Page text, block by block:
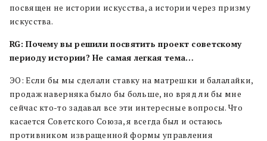
посвящен не истории искусства, а истории через призму
искусства.
RG: Почему вы решили посвятить проект советскому
периоду истории? Не самая легкая тема…
ЭО: Если бы мы сделали ставку на матрешки и балалайки,
продаж наверняка было бы больше, но вряд ли бы мне
сейчас кто-то задавал все эти интересные вопросы. Что
касается Советского Союза, я всегда был и остаюсь
противником извращенной формы управления